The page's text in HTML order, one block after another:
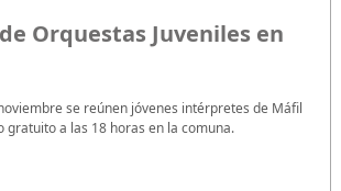
Orquestas Juveniles en
se reúnen jóvenes intérpretes de Máfil
gratuito a las 18 horas en la comuna.